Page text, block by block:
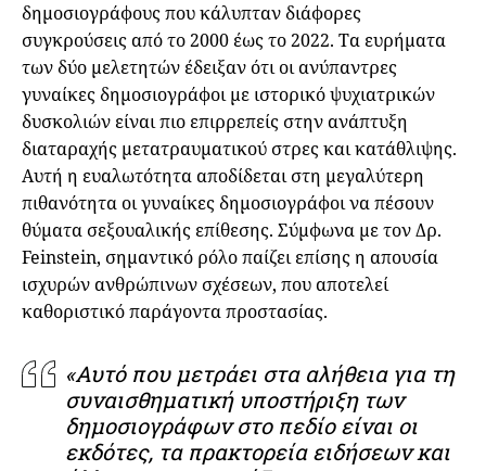
δημοσιογράφους που κάλυπταν διάφορες
συγκρούσεις από το 2000 έως το 2022. Τα ευρήματα
των δύο μελετητών έδειξαν ότι οι ανύπαντρες
γυναίκες δημοσιογράφοι με ιστορικό ψυχιατρικών
δυσκολιών είναι πιο επιρρεπείς στην ανάπτυξη
διαταραχής μετατραυματικού στρες και κατάθλιψης.
Αυτή η ευαλωτότητα αποδίδεται στη μεγαλύτερη
πιθανότητα οι γυναίκες δημοσιογράφοι να πέσουν
θύματα σεξουαλικής επίθεσης. Σύμφωνα με τον Δρ.
Feinstein, σημαντικό ρόλο παίζει επίσης η απουσία
ισχυρών ανθρώπινων σχέσεων, που αποτελεί
καθοριστικό παράγοντα προστασίας.
«Αυτό που μετράει στα αλήθεια για τη
συναισθηματική υποστήριξη των
δημοσιογράφων στο πεδίο είναι οι
εκδότες, τα πρακτορεία ειδήσεων και